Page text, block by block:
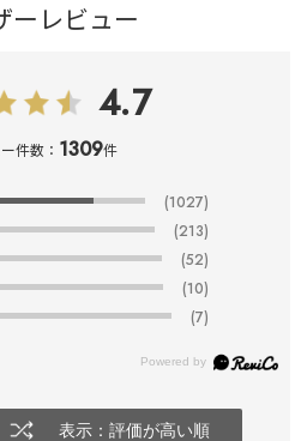
ーレビュー
4.7
件数： 1309件
(1027)
(213)
(52)
(10)
(7)
表示：評価が高い順